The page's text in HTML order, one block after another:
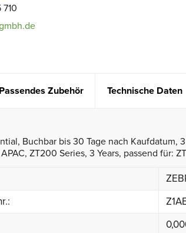
Passendes Zubehör Technische Daten
Buchbar bis 30 Tage nach Kaufdatum,
ZT200 Series, 3 Years, passend für: